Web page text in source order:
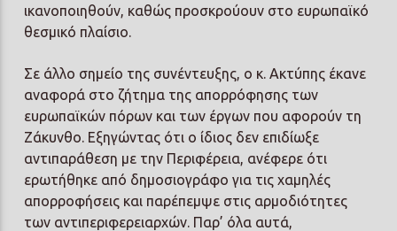
ικανοποιηθούν, καθώς προσκρούουν στο ευρωπαϊκό
θεσμικό πλαίσιο.
Σε άλλο σημείο της συνέντευξης, ο κ. Ακτύπης έκανε
αναφορά στο ζήτημα της απορρόφησης των
ευρωπαϊκών πόρων και των έργων που αφορούν τη
Ζάκυνθο. Εξηγώντας ότι ο ίδιος δεν επιδίωξε
αντιπαράθεση με την Περιφέρεια, ανέφερε ότι
ερωτήθηκε από δημοσιογράφο για τις χαμηλές
απορροφήσεις και παρέπεμψε στις αρμοδιότητες
των αντιπεριφερειαρχών. Παρ’ όλα αυτά,